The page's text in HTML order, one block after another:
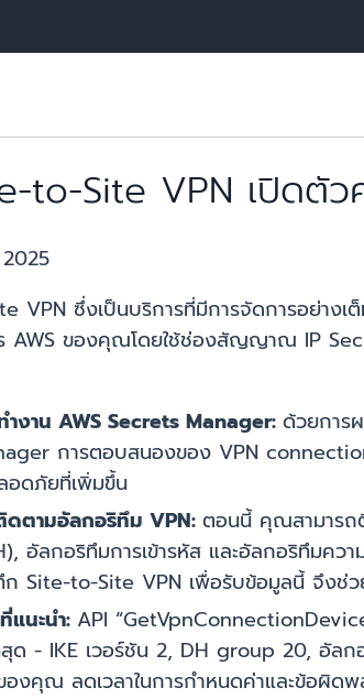
to-Site VPN เปิดตั
VPN ซึ่งเป็นบริการที่มีการจัดการอย่าง
ของคุณโดยใช้ช่องสัญญาณ IP
ำงาน AWS Secrets Manager: ด้วยการ
การตอบสนองของ VPN
อดภัยที่เพิ่มขึ้น
ดตามอัลกอริทึม VPN: ตอนนี้ คุณสามารถ
อัลกอริทึมการเข้ารหัส และอัลกอริทึมคว
Site-to-Site VPN เพื่อรับข้อมูลนี้ จึงช่วย
แนะนำ: API
- IKE เวอร์ชัน 2, DH group 20, อัลก
องคุณ ลดเวลาในการกำหนดค่าและข้อผิด